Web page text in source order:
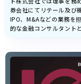
券会社にてリテール及び
IPO、M&Aなどの業務を
的な金融コンサルタント